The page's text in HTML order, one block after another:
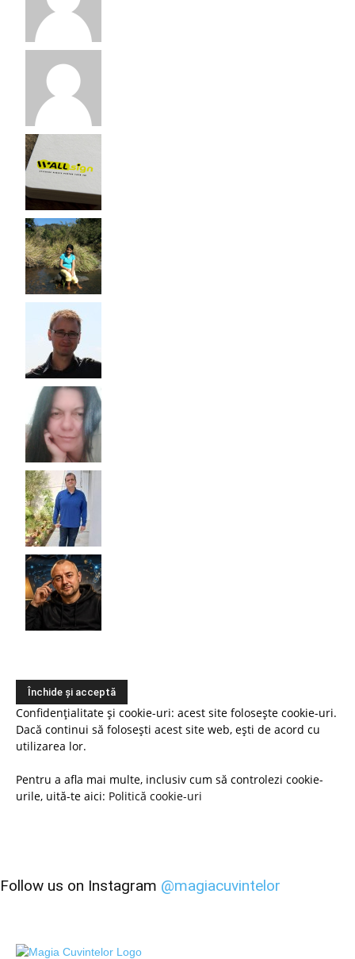
Confidențialitate și cookie-uri: acest site folosește cookie-uri.
Dacă continui să folosești acest site web, ești de acord cu
utilizarea lor.
Pentru a afla mai multe, inclusiv cum să controlezi cookie-
urile, uită-te aici: Politică cookie-uri
Follow us on Instagram @magiacuvintelor